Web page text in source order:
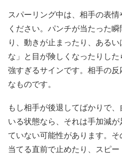
スパーリング中は、相手の表
ください。パンチが当たった
り、動きが止まったり、ある
な」と目が険しくなったりし
強すぎるサインです。相手の反
なものです。
もし相手が後退してばかりで
いる状態なら、それは手加減
ていない可能性があります。
当てる直前で止めたり、スピ